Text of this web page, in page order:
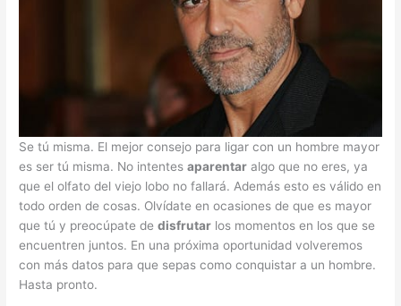
Se tú misma. El mejor consejo para ligar con un hombre mayor
es ser tú misma. No intentesaparentar algo que no eres, ya
que el olfato del viejo lobo no fallará. Además esto es válido en
todo orden de cosas. Olvídate en ocasiones de que es mayor
que tú y preocúpate dedisfrutar los momentos en los que se
encuentren juntos. En una próxima oportunidad volveremos
con más datos para que sepas como conquistar a un hombre.
Hasta pronto.